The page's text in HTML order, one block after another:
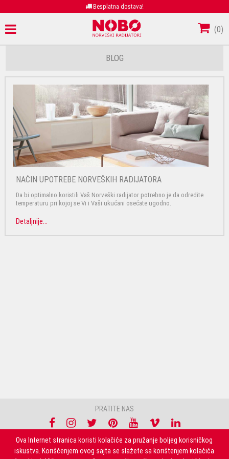
Besplatna dostava!
Ova Internet stranica koristi kolačiće za pružanje boljeg korisničkog
iskustva. Korišćenjem ovog sajta se slažete sa korištenjem kolačića
(0)
BLOG
NAČIN UPOTREBE NORVEŠKIH RADIJATORA
Da bi optimalno koristili Vaš Norveški radijator potrebno je da odredite
temperaturu pri kojoj se Vi i Vaši ukućani osećate ugodno.
Detaljnije...
PRATITE NAS
NEWSLETTER